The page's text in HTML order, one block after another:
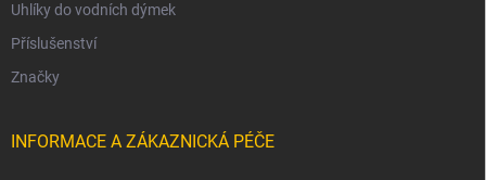
Uhlíky do vodních dýmek
Příslušenství
Značky
INFORMACE A ZÁKAZNICKÁ PÉČE